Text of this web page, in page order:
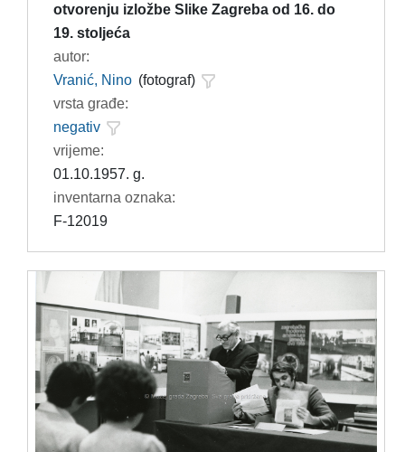
otvorenju izložbe Slike Zagreba od 16. do
19. stoljeća
autor:
Vranić, Nino (fotograf)
vrsta građe:
negativ
vrijeme:
01.10.1957. g.
inventarna oznaka:
F-12019